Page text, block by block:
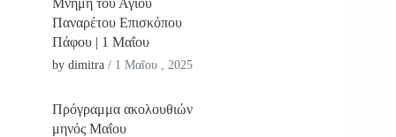
Μνήμη του Αγίου
Παναρέτου Επισκόπου
Πάφου | 1 Μαΐου
by dimitra / 1 Μαΐου , 2025
Πρόγραμμα ακολουθιών
μηνός Μαΐου